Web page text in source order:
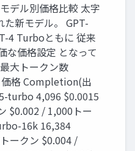
デル別価格比較 太字
た新モデル。 GPT-
4 Turboともに 従来
な価格設定 となって
大トークン数
格 Completion(出
turbo 4,096 $0.0015
$0.002 / 1,000トー
16k 16,384
ークン $0.004 /